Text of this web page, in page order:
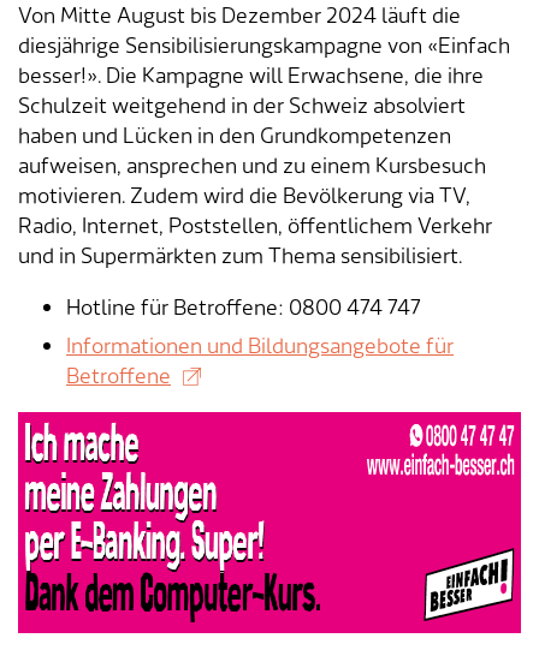
Von Mitte August bis Dezember 2024 läuft die
diesjährige Sensibilisierungskampagne von «Einfach
besser!». Die Kampagne will Erwachsene, die ihre
Schulzeit weitgehend in der Schweiz absolviert
haben und Lücken in den Grundkompetenzen
aufweisen, ansprechen und zu einem Kursbesuch
motivieren. Zudem wird die Bevölkerung via TV,
Radio, Internet, Poststellen, öffentlichem Verkehr
und in Supermärkten zum Thema sensibilisiert.
Hotline für Betroffene: 0800 474 747
Informationen und Bildungsangebote für
Betroffene
Wirtschaft